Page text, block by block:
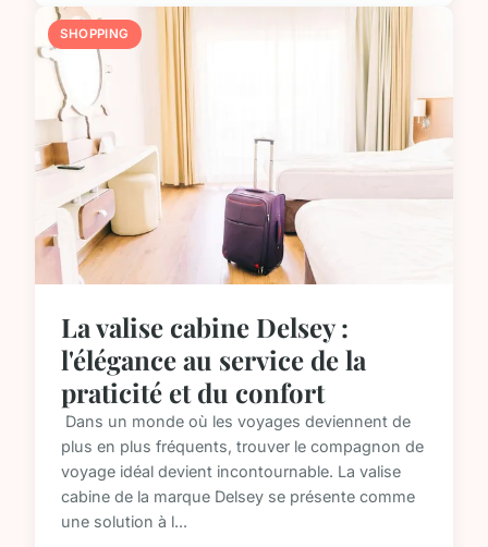
SHOPPING
La valise cabine Delsey :
l'élégance au service de la
praticité et du confort
Dans un monde où les voyages deviennent de
plus en plus fréquents, trouver le compagnon de
voyage idéal devient incontournable. La valise
cabine de la marque Delsey se présente comme
une solution à l...